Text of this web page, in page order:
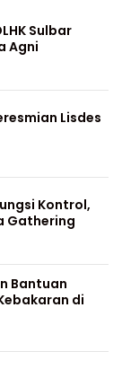
Sulbar
Agni
Lisdes
Kontrol,
Gathering
Bantuan
di